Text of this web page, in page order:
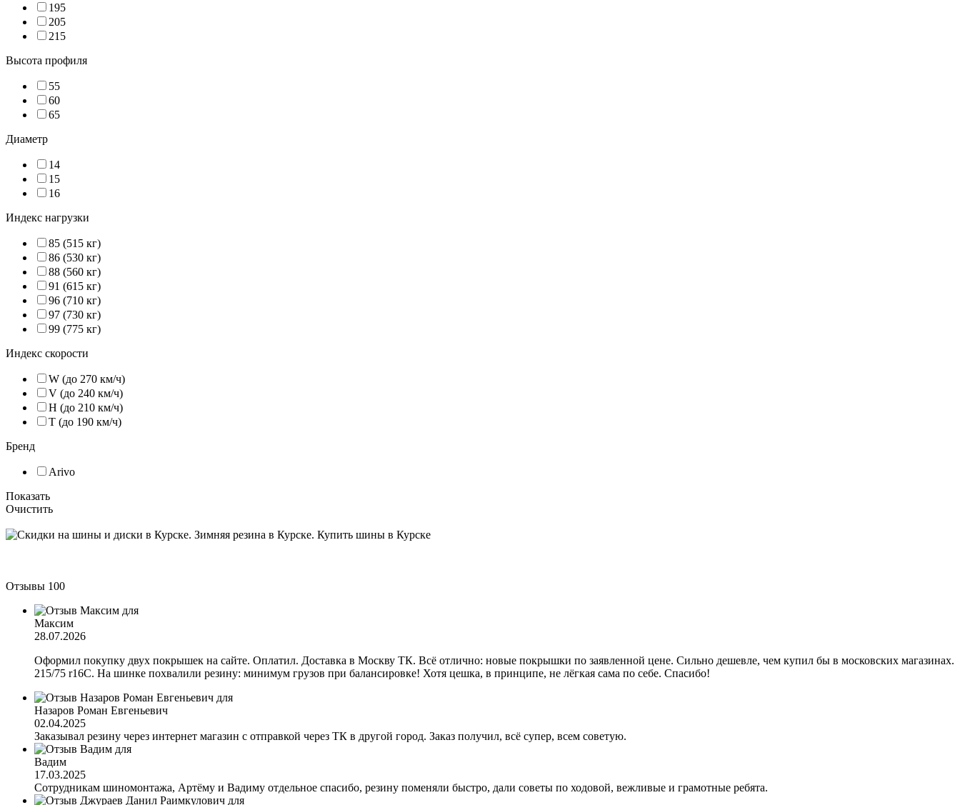
195
205
215
Высота профиля
55
60
65
Диаметр
14
15
16
Индекс нагрузки
85 (515 кг)
86 (530 кг)
88 (560 кг)
91 (615 кг)
96 (710 кг)
97 (730 кг)
99 (775 кг)
Индекс скорости
W (до 270 км/ч)
V (до 240 км/ч)
H (до 210 км/ч)
T (до 190 км/ч)
Бренд
Arivo
Показать
Очистить
Отзывы 100
Максим
28.07.2026
Оформил покупку двух покрышек на сайте. Оплатил. Доставка в Москву ТК. Всё отлично: новые покрышки по заявленной цене. Сильно дешевле, чем купил бы в московских магазинах.
215/75 r16C. На шинке похвалили резину: минимум грузов при балансировке! Хотя цешка, в принципе, не лёгкая сама по себе. Спасибо!
Назаров Роман Евгеньевич
02.04.2025
Заказывал резину через интернет магазин с отправкой через ТК в другой город. Заказ получил, всё супер, всем советую.
Вадим
17.03.2025
Сотрудникам шиномонтажа, Артёму и Вадиму отдельное спасибо, резину поменяли быстро, дали советы по ходовой, вежливые и грамотные ребята.